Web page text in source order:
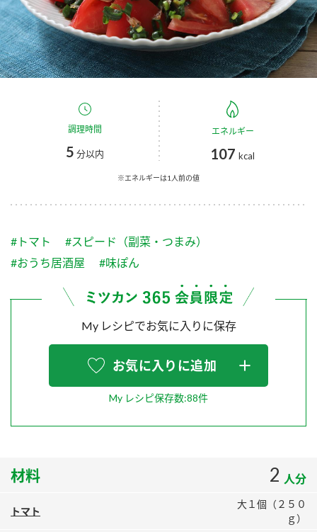
みりん風・料理酒 鍋用調味料
つゆ たれ
スープ 中華
ふりかけ
炊き込みご飯の素 米飯用調味液
Fibee
商品ブランドサイト
Fibee（ファイビー）
くらしプラ酢
お酢ドリンク
つゆ
納豆のサイト
三ツ判山吹
スペシャルサイト
お酢を知ろう！
鍋奉行マニュアル
ミツカンのCM
企業情報
国内事業概要
企業理念
ミツカンの歴史
ミツカンを知る
環境への取り組み
MIM（ミツカンミュージアム）
各部門が大切にしていること
お客様相談センター
お客様の声をいかしました
販売終了製品のご案内
よくあるご質問
調理時間
5 分以内
エネルギー
107 kcal
※エネルギーは1人前の値
#トマト
#スピード（副菜・つまみ）
#おうち居酒屋
#味ぽん
My レシピでお気に入りに保存
お気に入りに追加
My レシピ保存数:88件
材料 2 人分
トマト
大１個（２５０
ｇ）